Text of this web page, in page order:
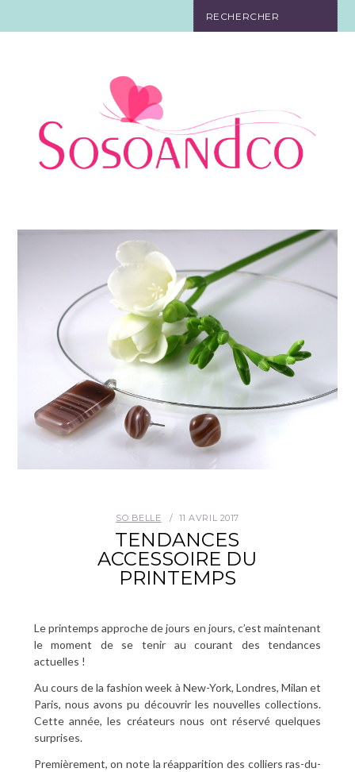
SO EN FORME
SO IN LOVE
SO PRATIQUE
CONTACT
SO BELLE 11 AVRIL 2017
TENDANCES
ACCESSOIRE DU
PRINTEMPS
Le printemps approche de jours en jours, c’est maintenant
le moment de se tenir au courant des tendances
actuelles !
Au cours de la fashion week à New-York, Londres, Milan et
Paris, nous avons pu découvrir les nouvelles collections.
Cette année, les créateurs nous ont réservé quelques
surprises.
Premièrement, on note la réapparition des colliers ras-du-